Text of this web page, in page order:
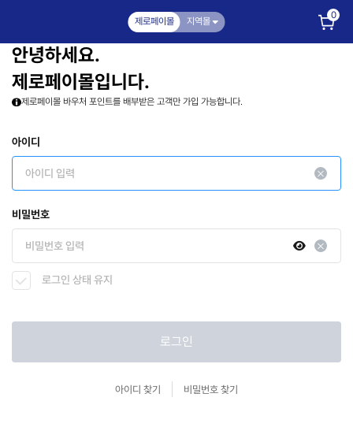
제로페이몰 지역몰
0
안녕하세요.
제로페이몰입니다.
제로페이몰 바우처 포인트를 배부받은 고객만 가입 가능합니다.
아이디
비밀번호
로그인 상태 유지
로그인
아이디 찾기 비밀번호 찾기